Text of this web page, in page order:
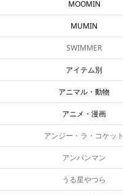
MOOMIN
MUMIN
SWIMMER
アイテム別
アニマル・動物
アニメ・漫画
アンジー・ラ・コケット
アンパンマン
うる星やつら